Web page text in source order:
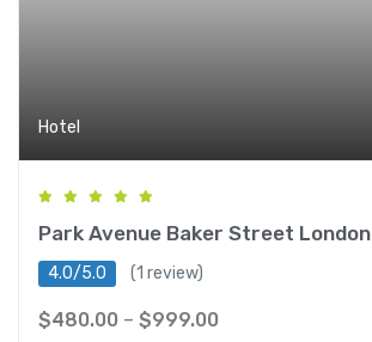
Hotel
Park Avenue Baker Street London
4.0/5.0 (1 review)
$480.00 – $999.00